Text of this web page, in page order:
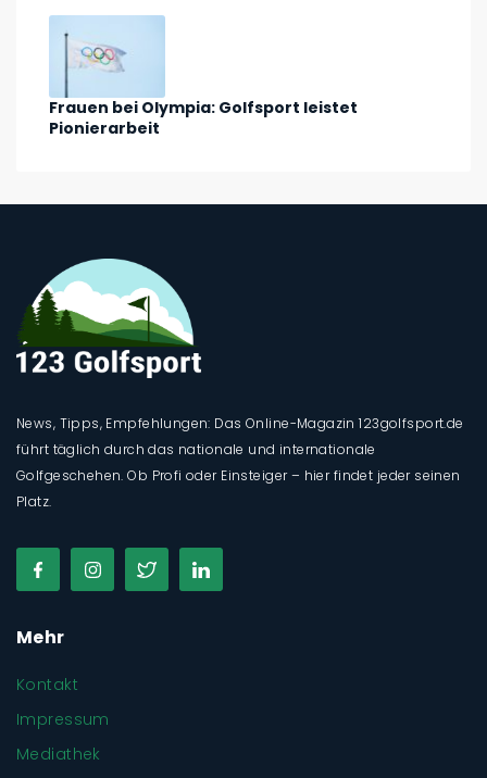
Frauen bei Olympia: Golfsport leistet
Pionierarbeit
News, Tipps, Empfehlungen: Das Online-Magazin 123golfsport.de
führt täglich durch das nationale und internationale
Golfgeschehen. Ob Profi oder Einsteiger – hier findet jeder seinen
Platz.
Mehr
Kontakt
Impressum
Mediathek